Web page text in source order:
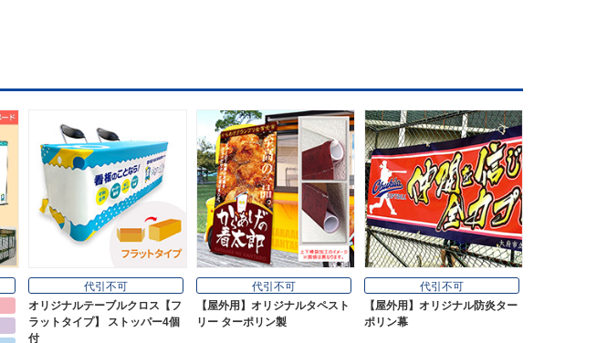
代引不可
オリジナルテーブルクロス【フ
ラットタイプ】 ストッパー4個
付
代引不可
【屋外用】オリジナルタペスト
リー ターポリン製
代引不可
【屋外用】オリジナル防炎ター
ポリン幕